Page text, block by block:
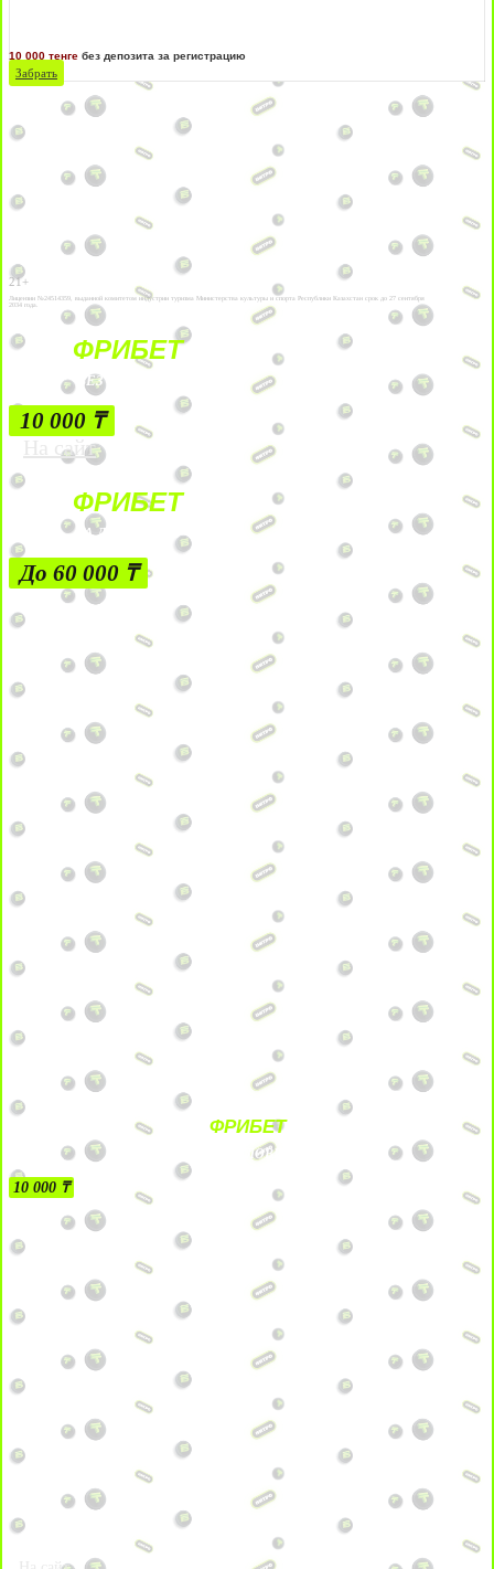
10 000 тенге без депозита за регистрацию
Забрать
21+
Лицензии №24514359, выданной комитетом индустрии туризма Министерства культуры и спорта Республики Казахстан срок до 27 сентября
2034 года.
ФРИБЕТ
БЕЗ УСЛОВИЙ
10 000 ₸
На сайт
ФРИБЕТ
ЗА ДЕПОЗИТЫ
До 60 000 ₸
ФРИБЕТ
БЕЗ УСЛОВИЙ
10 000 ₸